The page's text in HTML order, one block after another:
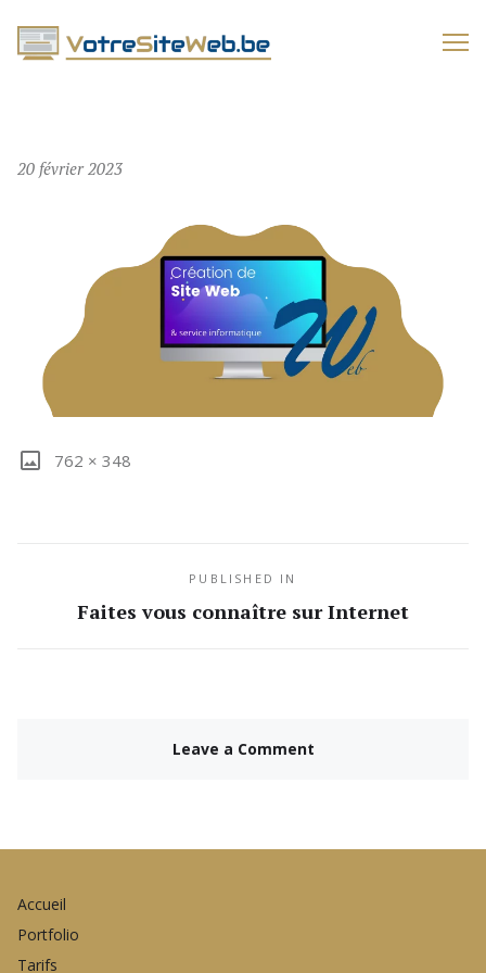
VOTRESITEWEB.BE
20 février 2023
762 × 348
PUBLISHED IN
Faites vous connaître sur Internet
Leave a Comment
Accueil
Portfolio
Tarifs